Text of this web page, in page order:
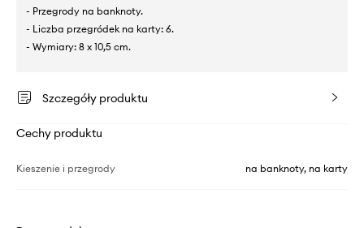
- Przegrody na banknoty.
- Liczba przegródek na karty: 6.
- Wymiary: 8 x 10,5 cm.
Szczegóły produktu
Cechy produktu
Kieszenie i przegrody na banknoty, na karty